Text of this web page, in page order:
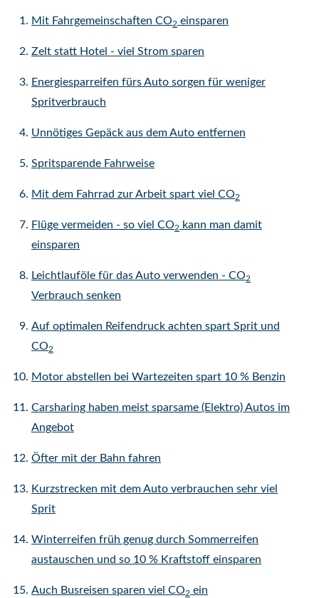
Mit Fahrgemeinschaften CO2 einsparen
Zelt statt Hotel - viel Strom sparen
Energiesparreifen fürs Auto sorgen für weniger
Spritverbrauch
Unnötiges Gepäck aus dem Auto entfernen
Spritsparende Fahrweise
Mit dem Fahrrad zur Arbeit spart viel CO2
Flüge vermeiden - so viel CO2 kann man damit
einsparen
Leichtlauföle für das Auto verwenden - CO2
Verbrauch senken
Auf optimalen Reifendruck achten spart Sprit und
CO2
Motor abstellen bei Wartezeiten spart 10 % Benzin
Carsharing haben meist sparsame (Elektro) Autos im
Angebot
Öfter mit der Bahn fahren
Kurzstrecken mit dem Auto verbrauchen sehr viel
Sprit
Winterreifen früh genug durch Sommerreifen
austauschen und so 10 % Kraftstoff einsparen
Auch Busreisen sparen viel CO2 ein